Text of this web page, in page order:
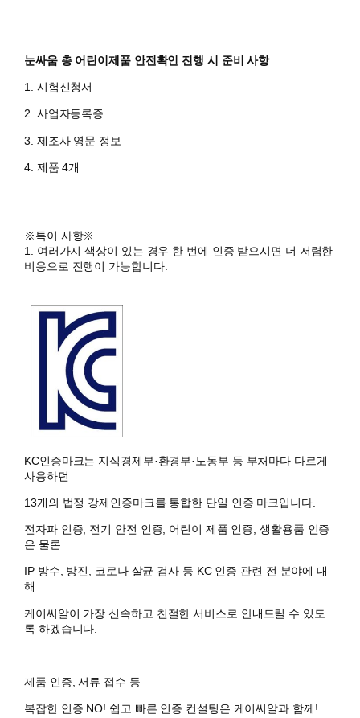
눈싸움 총 어린이제품 안전확인 진행 시 준비 사항
1. 시험신청서
2. 사업자등록증
3. 제조사 영문 정보
4. 제품 4개
※특이 사항※
1. 여러가지 색상이 있는 경우 한 번에 인증 받으시면 더 저렴한
비용으로 진행이 가능합니다.
KC인증마크는 지식경제부·환경부·노동부 등 부처마다 다르게
사용하던
13개의 법정 강제인증마크를 통합한 단일 인증 마크입니다.
전자파 인증, 전기 안전 인증, 어린이 제품 인증, 생활용품 인증
은 물론
IP 방수, 방진, 코로나 살균 검사 등 KC 인증 관련 전 분야에 대
해
케이씨알이 가장 신속하고 친절한 서비스로 안내드릴 수 있도
록 하겠습니다.
제품 인증, 서류 접수 등
복잡한 인증 NO! 쉽고 빠른 인증 컨설팅은 케이씨알과 함께!